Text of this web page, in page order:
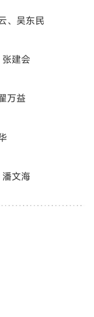
、吴东民
建会
万益
文海